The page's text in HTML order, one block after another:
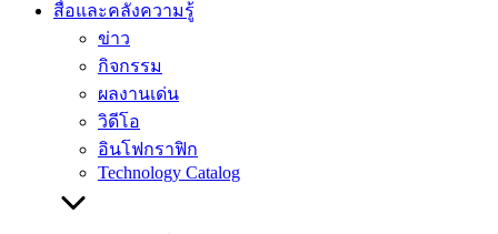
สื่อและคลังความรู้
ข่าว
กิจกรรม
ผลงานเด่น
วิดีโอ
อินโฟกราฟิก
Technology Catalog